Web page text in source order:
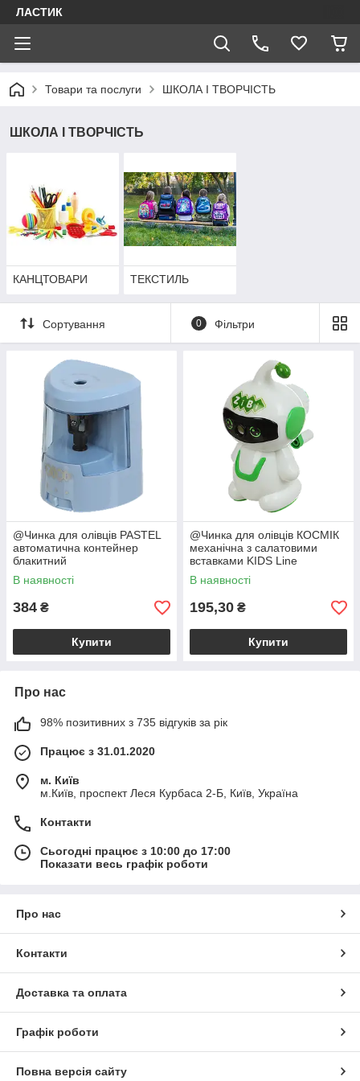
ЛАСТИК
Товари та послуги ШКОЛА І ТВОРЧІСТЬ
ШКОЛА І ТВОРЧІСТЬ
КАНЦТОВАРИ ТЕКСТИЛЬ
Сортування 0 Фільтри
@Чинка для олівців PASTEL
автоматична контейнер
блакитний
В наявності
384 ₴
Купити
@Чинка для олівців КОСМІК
механічна з салатовими
вставками KIDS Line
В наявності
195,30 ₴
Купити
Про нас
98% позитивних з 735 відгуків за рік
Працює з 31.01.2020
м. Київ
м.Київ, проспект Леся Курбаса 2-Б, Київ, Україна
Контакти
Сьогодні працює з 10:00 до 17:00
Показати весь графік роботи
Про нас
Контакти
Доставка та оплата
Графік роботи
Повна версія сайту